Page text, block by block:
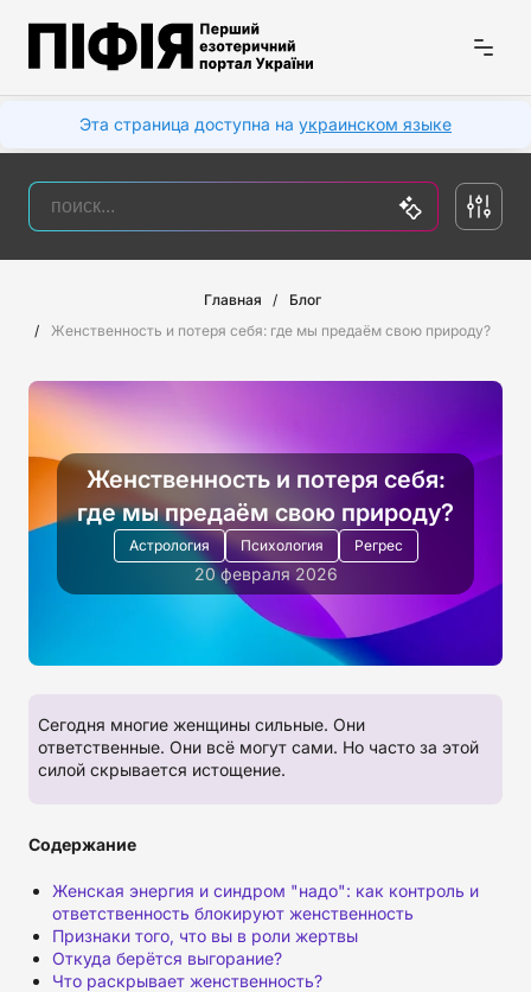
Эта страница доступна на украинском языке
Главная
Блог
Женственность и потеря себя: где мы предаём свою природу?
Женственность и потеря себя:
где мы предаём свою природу?
Астрология Психология Регрес
20 февраля 2026
Сегодня многие женщины сильные. Они
ответственные. Они всё могут сами. Но часто за этой
силой скрывается истощение.
Содержание
Женская энергия и синдром "надо": как контроль и
ответственность блокируют женственность
Признаки того, что вы в роли жертвы
Откуда берётся выгорание?
Что раскрывает женственность?